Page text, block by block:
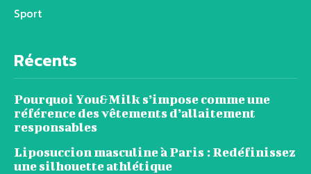
Sport
Récents
Pourquoi You&Milk s’impose comme une
référence des vêtements d’allaitement
responsables
Liposuccion masculine à Paris : Redéfinissez
une silhouette athlétique